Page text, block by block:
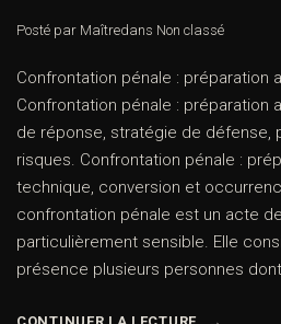
Posté par Maîtredans Non classé
Confrontation pénale : préparation
Confrontation pénale : préparation
de réponse, stratégie de défense,
risques. Confrontation pénale :
technique, conversion et
confrontation pénale est un acte
particulièrement sensible. Elle
présence plusieurs personnes